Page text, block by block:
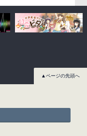
▲ページの先頭へ